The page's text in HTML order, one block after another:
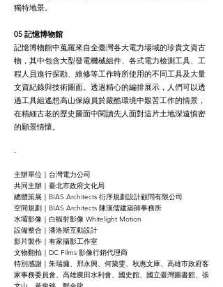
獨特地景。
05 記憶博物館
記憶博物館中蒐羅來自全臺灣各大電力場域的珍貴文資古
物，其中包含大型發電機械組件、各式電力檢測工具、工
程人員進行探勘、維修等工作時所使用的不同工具及大量
文資紀錄與技術圖面。透過精心的編排展示，人們可以透
過工具組遙想高山保線員於嚴酷環境中艱苦工作的情景，
在精細古老的歷史圖面中閱讀先人面對這片土地深遠慎密
的願景情懷。
-
主辦單位｜台灣電力公司
共同主辦｜臺北市政府文化局
總體策展｜BIAS Architects 衍序規劃設計顧問有限公司
空間規劃｜BIAS Architects 陳漢儒建築師事務所
水壩影像｜白輻射影像 Whitelight Motion
設備整合｜潘洛斯互動設計
影片製作｜有家攝影工作室
文物翻拍｜DC Films 影像行銷代理商
特別感謝｜朱瑞墉、邢永興、何黛雯、秋惠文庫、高雄市政府客
家事務委員會、高雄農田水利會、國史館、國立臺灣圖書館、張